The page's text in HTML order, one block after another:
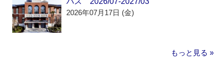
2026年07月17日 (金)
もっと見る »